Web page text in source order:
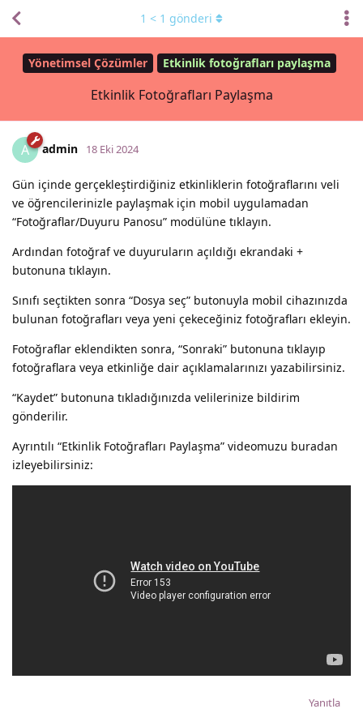
Yönetimsel Çözümler Etkinlik fotoğrafları paylaşma
Etkinlik Fotoğrafları Paylaşma
1 < 1 gönderi
A admin 18 Eki 2024
Gün içinde gerçekleştirdiğiniz etkinliklerin fotoğraflarını veli
ve öğrencilerinizle paylaşmak için mobil uygulamadan
“Fotoğraflar/Duyuru Panosu” modülüne tıklayın.
Ardından fotoğraf ve duyuruların açıldığı ekrandaki +
butonuna tıklayın.
Sınıfı seçtikten sonra “Dosya seç” butonuyla mobil cihazınızda
bulunan fotoğrafları veya yeni çekeceğiniz fotoğrafları ekleyin.
Fotoğraflar eklendikten sonra, “Sonraki” butonuna tıklayıp
fotoğraflara veya etkinliğe dair açıklamalarınızı yazabilirsiniz.
“Kaydet” butonuna tıkladığınızda velilerinize bildirim
gönderilir.
Ayrıntılı “Etkinlik Fotoğrafları Paylaşma” videomuzu buradan
izleyebilirsiniz:
Yanıtla